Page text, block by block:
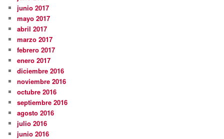
junio 2017
mayo 2017
abril 2017
marzo 2017
febrero 2017
enero 2017
diciembre 2016
noviembre 2016
octubre 2016
septiembre 2016
agosto 2016
julio 2016
junio 2016